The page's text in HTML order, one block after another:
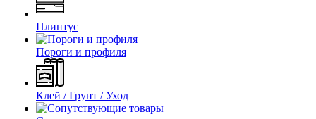
Плинтус
Пороги и профиля
Клей / Грунт / Уход